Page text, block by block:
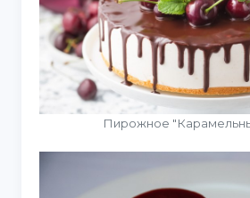
Пирожное